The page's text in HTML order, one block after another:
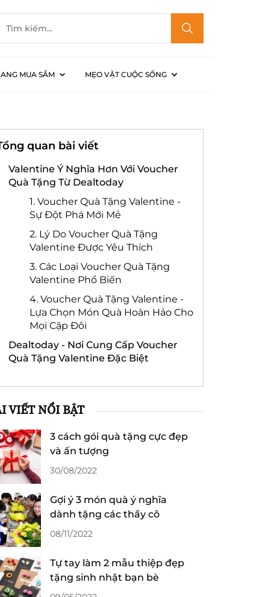
MUA SẮM MẸO VẶT CUỘC SỐNG
Cho Mọi Cặp Đôi
quan bài viết
Valentine Ý Nghĩa Hơn Với Voucher
Quà Tặng Từ Dealtoday
1. Voucher Quà Tặng Valentine -
Sự Đột Phá Mới Mẻ
2. Lý Do Voucher Quà Tặng
Valentine Được Yêu Thích
3. Các Loại Voucher Quà Tặng
Valentine Phổ Biến
4. Voucher Quà Tặng Valentine -
Lựa Chọn Món Quà Hoàn Hảo Cho
Mọi Cặp Đôi
Dealtoday - Nơi Cung Cấp Voucher
Quà Tặng Valentine Đặc Biệt
VIẾT NỔI BẬT
3 cách gói quà tặng cực đẹp
và ấn tượng
30/08/2022
Gợi ý 3 món quà ý nghĩa
dành tặng các thầy cô
08/11/2022
Tự tay làm 2 mẫu thiệp đẹp
tặng sinh nhật bạn bè